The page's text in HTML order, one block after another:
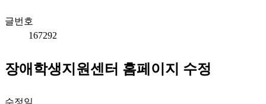
글번호
167292
장애학생지원센터 홈페이지 수정
수정일